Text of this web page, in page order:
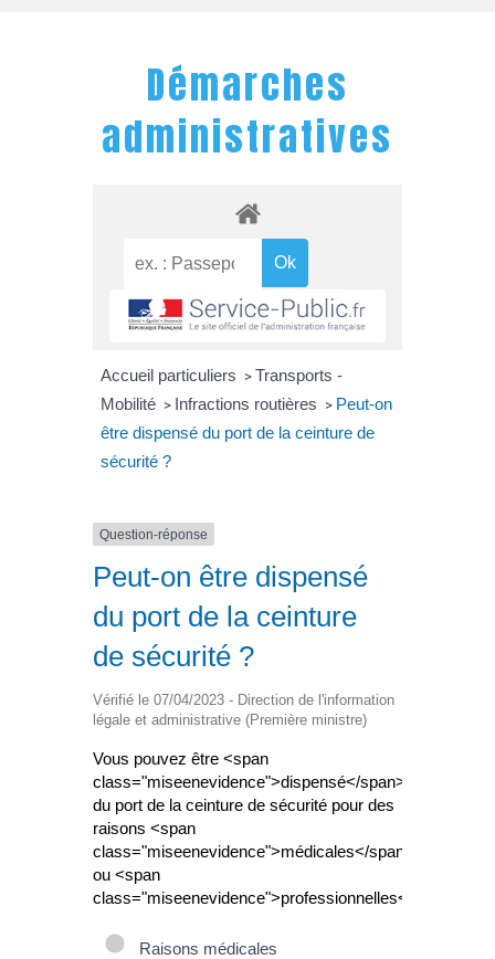
Démarches
administratives
Accueil particuliers > Transports -
Mobilité > Infractions routières > Peut-on
être dispensé du port de la ceinture de
sécurité ?
Question-réponse
Peut-on être dispensé
du port de la ceinture
de sécurité ?
Vérifié le 07/04/2023 - Direction de l'information
légale et administrative (Première ministre)
Vous pouvez être <span
class="miseenevidence">dispensé</span>
du port de la ceinture de sécurité pour des
raisons <span
class="miseenevidence">médicales</span>
ou <span
class="miseenevidence">professionnelles</span>.
Raisons médicales